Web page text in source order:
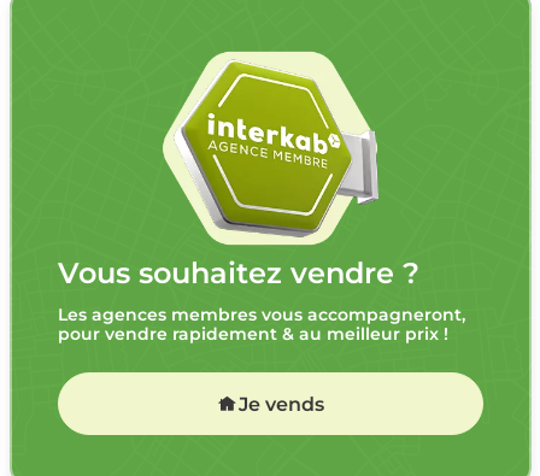
Vous souhaitez vendre ?
Les agences membres vous accompagneront,
pour vendre rapidement & au meilleur prix !
Je vends